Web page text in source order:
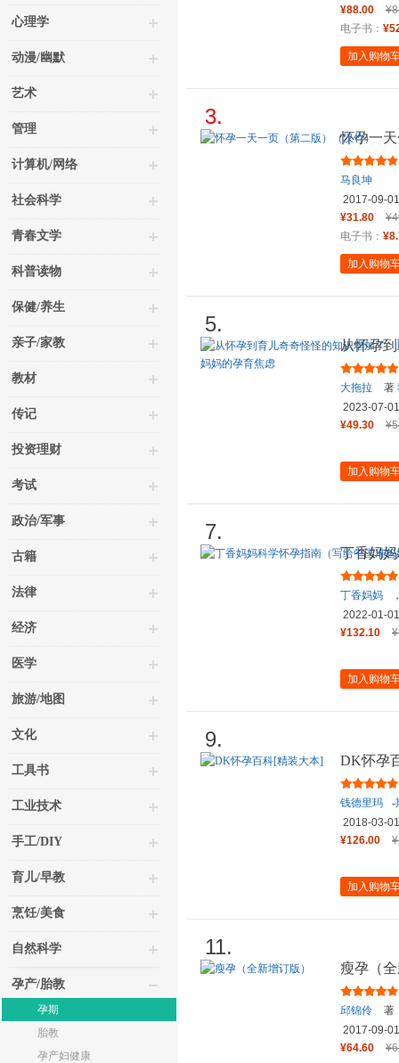
心理学
动漫/幽默
艺术
管理
计算机/网络
社会科学
青春文学
科普读物
保健/养生
亲子/家教
教材
传记
投资理财
考试
政治/军事
古籍
法律
经济
医学
旅游/地图
文化
工具书
工业技术
手工/DIY
育儿/早教
烹饪/美食
自然科学
孕产/胎教
孕期
胎教
孕产妇健康
¥88.00
电子书：
加入购物
3.
怀孕一
马良坤
2017-09-01
¥31.80
电子书：
加入购物
5.
从怀孕
创治愈
大拖拉 著
2023-07-01
¥49.30
加入购物
7.
丁香妈
的孕期
丁香妈妈
队
2022-01-01
¥132.10
加入购物
9.
DK怀孕
钱德里玛 -
2018-03-01
¥126.00
加入购物
11.
瘦孕（
邱锦伶
著
2017-09-01
¥64.60